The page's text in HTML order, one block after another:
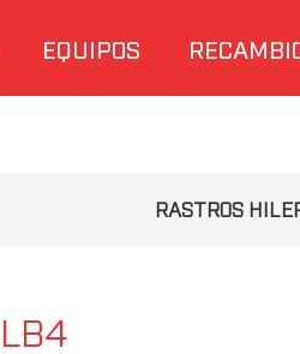
EQUIPOS
RASTROS